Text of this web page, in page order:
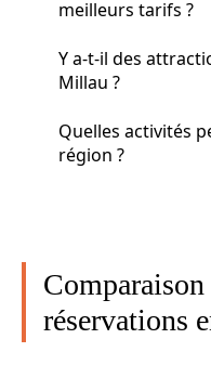
meilleurs tarifs ?
Y a-t-il des
Millau ?
Quelles activités
région ?
réservations